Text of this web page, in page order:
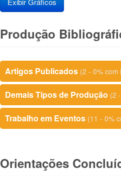
Produção
Artigos Publicados (2 - 0% com
Demais Tipos de Produção (2
Trabalho em Eventos (11 - 0%
Orientações